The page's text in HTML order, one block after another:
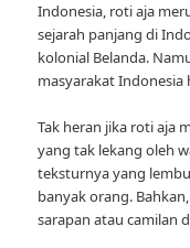
Indonesia, roti aja
sejarah panjang di
kolonial Belanda.
masyarakat Indonesia
Tak heran jika roti aja
yang tak lekang oleh
teksturnya yang
banyak orang.
sarapan atau camilan